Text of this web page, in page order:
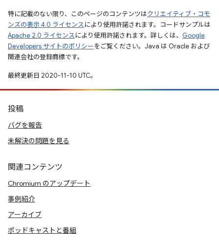
特に記載のない限り、このページのコンテンツはクリエイティブ・コモ
ンズの表示 4.0 ライセンスにより使用許諾されます。コードサンプルは
Apache 2.0 ライセンスにより使用許諾されます。詳しくは、 Google
Developers サイトのポリシーをご覧ください。Java は Oracle および
関連会社の登録商標です。
最終更新日 2020-11-10 UTC。
投稿
バグを報告
未解決の問題を見る
関連コンテンツ
Chromium のアップデート
事例紹介
アーカイブ
ポッドキャストと番組